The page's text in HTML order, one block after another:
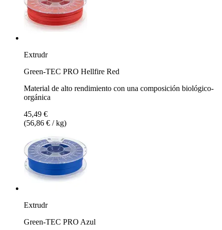
Extrudr
Green-TEC PRO Hellfire Red
Material de alto rendimiento con una composición biológico-
orgánica
45,49 €
(56,86 € / kg)
Extrudr
Green-TEC PRO Azul